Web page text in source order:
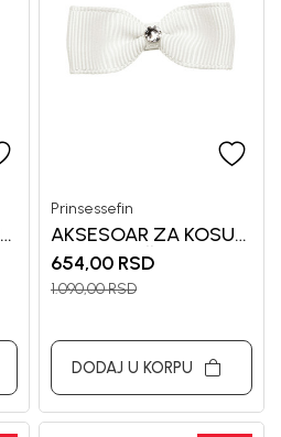
Prinsessefin
AKSESOAR ZA KOSU
ZA DEVOJČICE
PRINSESSEF
654,00 RSD
1.090,00RSD
DODAJ U KORPU